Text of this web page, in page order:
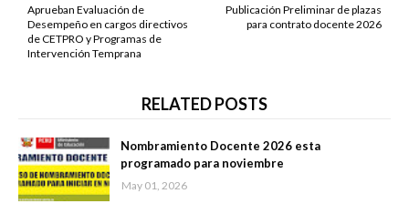
Publicación Preliminar de plazas
para contrato docente 2026
Aprueban Evaluación de
Desempeño en cargos directivos
de CETPRO y Programas de
Intervención Temprana
RELATED POSTS
Nombramiento Docente 2026 esta
programado para noviembre
May 01, 2026